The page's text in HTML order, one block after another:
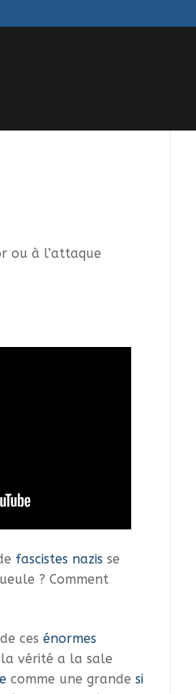
ou à l’attaque
fascistes nazis se
? Comment
ces énormes
vérité a la sale
comme une grande si